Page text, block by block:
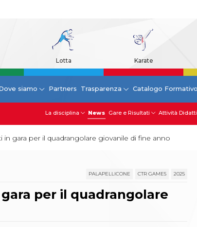
Lotta Karate
siamo Partners Trasparenza Catalogo Formativo
La disciplina News Gare e Risultati Attività
in gara per il quadrangolare giovanile di fine anno
PALAPELLICONE CTR GAMES 2025
per il quadrangolare